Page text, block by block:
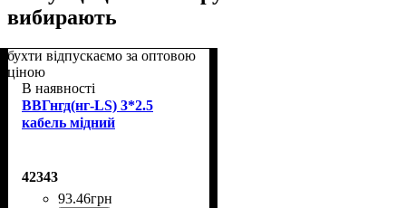
вибирають
бухти відпускаємо за оптовою
ціною
В наявності
ВВГнгд(нг-LS) 3*2.5
кабель мідний
42343
93.46грн